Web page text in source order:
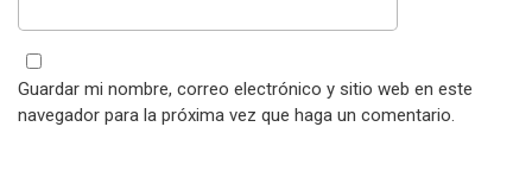
Guardar mi nombre, correo electrónico y sitio web en este
navegador para la próxima vez que haga un comentario.